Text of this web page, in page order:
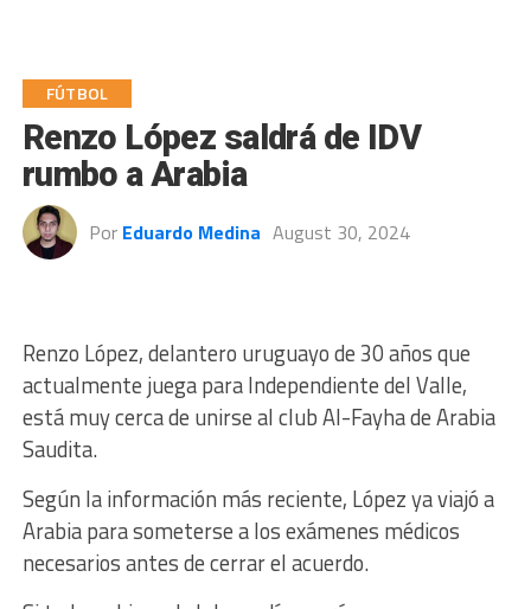
FÚTBOL
Renzo López saldrá de IDV
rumbo a Arabia
Por Eduardo Medina August 30, 2024
Renzo López, delantero uruguayo de 30 años que
actualmente juega para Independiente del Valle,
está muy cerca de unirse al club Al-Fayha de Arabia
Saudita.
Según la información más reciente, López ya viajó a
Arabia para someterse a los exámenes médicos
necesarios antes de cerrar el acuerdo.